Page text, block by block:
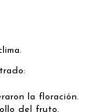
la floración.
del fruto.